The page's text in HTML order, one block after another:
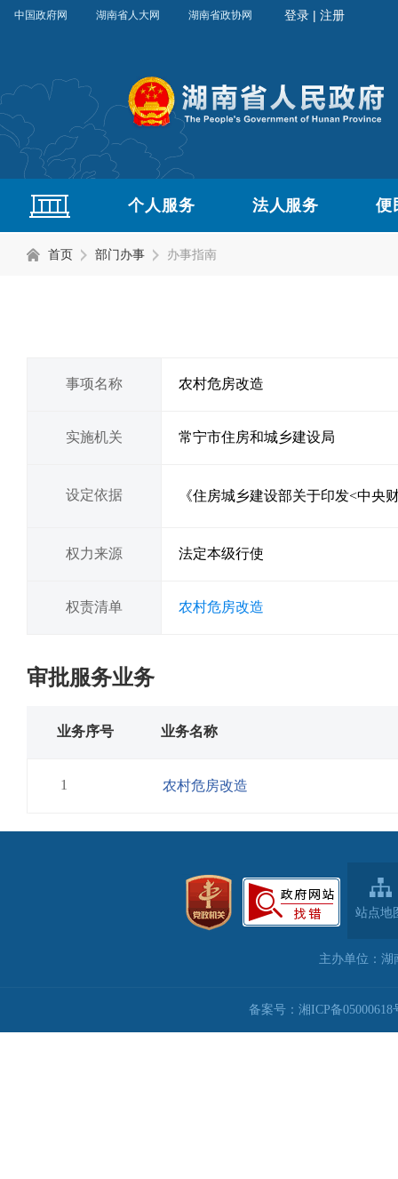
中国政府网 湖南省人大网 湖南省政协网
个人服务 法人服务 便
首页 部门办事 办事指南
事项名称 农村危房改造
实施机关 常宁市住房和城乡建设局
设定依据 《住房城乡建设部关于印发<中央
权力来源 法定本级行使
权责清单 农村危房改造
审批服务业务
业务序号 业务名称
1 农村危房改造
站点地
主办单位：湖
备案号：湘ICP备05000618